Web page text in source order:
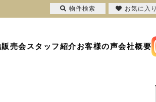
売会スタッフ紹介お客様の声会社概要
物件検索 お気に入り